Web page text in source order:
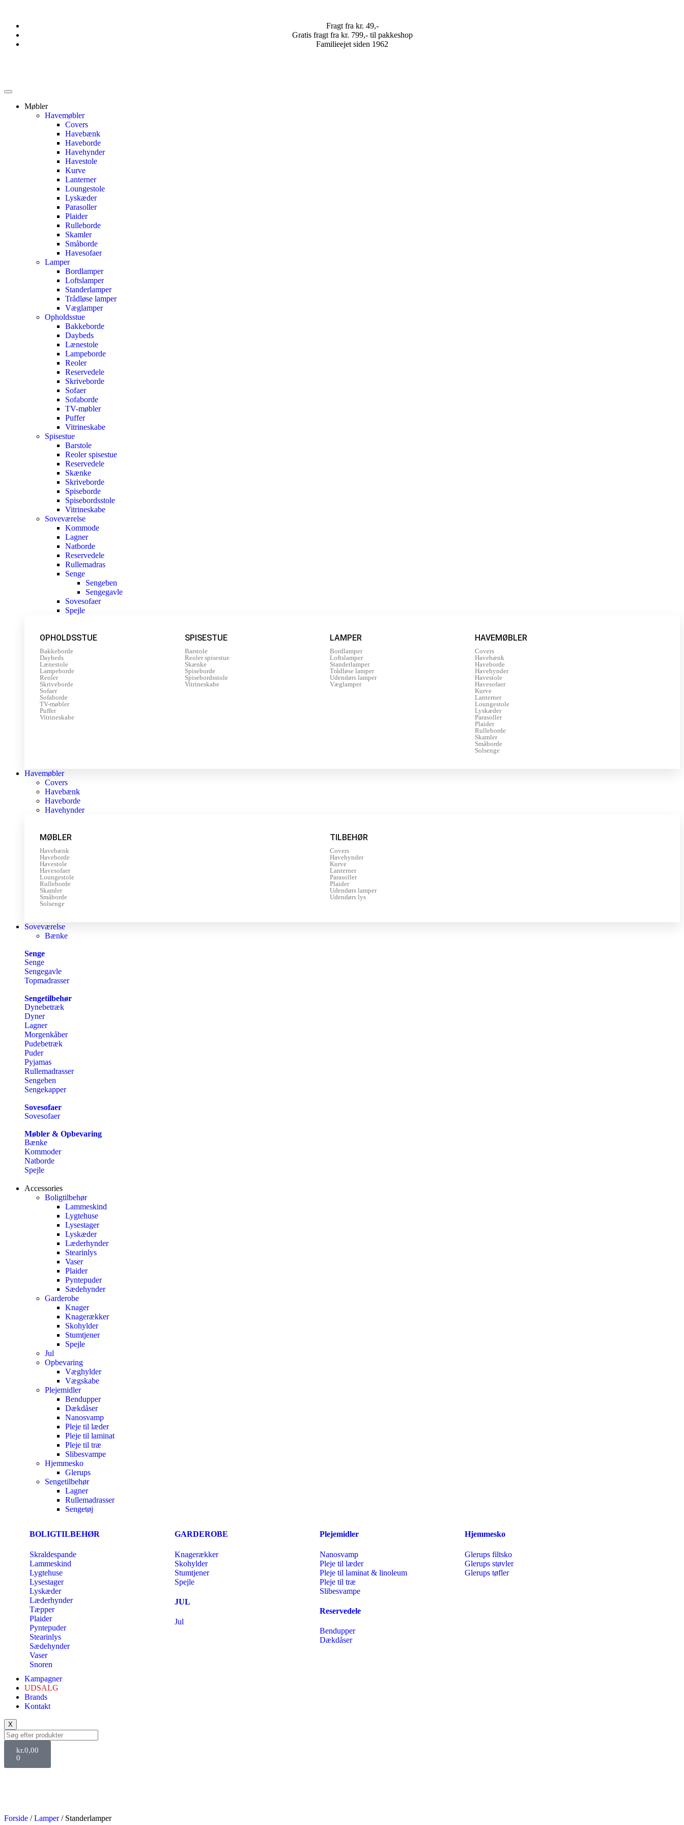
Fragt fra kr. 49,-
Gratis fragt fra kr. 799,- til pakkeshop
Familieejet siden 1962
Møbler
Havemøbler
Covers
Havebænk
Haveborde
Havehynder
Havestole
Kurve
Lanterner
Loungestole
Lyskæder
Parasoller
Plaider
Rulleborde
Skamler
Småborde
Havesofaer
Lamper
Bordlamper
Loftslamper
Standerlamper
Trådløse lamper
Væglamper
Opholdsstue
Bakkeborde
Daybeds
Lænestole
Lampeborde
Reoler
Reservedele
Skriveborde
Sofaer
Sofaborde
TV-møbler
Puffer
Vitrineskabe
Spisestue
Barstole
Reoler spisestue
Reservedele
Skænke
Skriveborde
Spiseborde
Spisebordsstole
Vitrineskabe
Soveværelse
Kommode
Lagner
Natborde
Reservedele
Rullemadras
Senge
Sengeben
Sengegavle
Sovesofaer
Spejle
OPHOLDSSTUE
Bakkeborde
Daybeds
Lænestole
Lampeborde
Reoler
Skriveborde
Sofaer
Sofaborde
TV-møbler
Puffer
Vitrineskabe
SPISESTUE
Barstole
Reoler spisestue
Skænke
Spiseborde
Spisebordsstole
Vitrineskabe
LAMPER
Bordlamper
Loftslamper
Standerlamper
Trådløse lamper
Udendørs lamper
Væglamper
HAVEMØBLER
Covers
Havebænk
Haveborde
Havehynder
Havestole
Havesofaer
Kurve
Lanterner
Loungestole
Lyskæder
Parasoller
Plaider
Rulleborde
Skamler
Småborde
Solsenge
Havemøbler
Covers
Havebænk
Haveborde
Havehynder
MØBLER
Havebænk
Haveborde
Havestole
Havesofaer
Loungestole
Rulleborde
Skamler
Småborde
Solsenge
TILBEHØR
Covers
Havehynder
Kurve
Lanterner
Parasoller
Plaider
Udendørs lamper
Udendørs lys
Soveværelse
Bænke
Senge
Senge
Sengegavle
Topmadrasser
Sengetilbehør
Dynebetræk
Dyner
Lagner
Morgenkåber
Pudebetræk
Puder
Pyjamas
Rullemadrasser
Sengeben
Sengekapper
Sovesofaer
Sovesofaer
Møbler & Opbevaring
Bænke
Kommoder
Natborde
Spejle
Accessories
Boligtilbehør
Lammeskind
Lygtehuse
Lysestager
Lyskæder
Læderhynder
Stearinlys
Vaser
Plaider
Pyntepuder
Sædehynder
Garderobe
Knager
Knagerækker
Skohylder
Stumtjener
Spejle
Jul
Opbevaring
Væghylder
Vægskabe
Plejemidler
Bendupper
Dækdåser
Nanosvamp
Pleje til læder
Pleje til laminat
Pleje til træ
Slibesvampe
Hjemmesko
Glerups
Sengetilbehør
Lagner
Rullemadrasser
Sengetøj
BOLIGTILBEHØR
Skraldespande
Lammeskind
Lygtehuse
Lysestager
Lyskæder
Læderhynder
Tæpper
Plaider
Pyntepuder
Stearinlys
Sædehynder
Vaser
Snoren
GARDEROBE
Knagerækker
Skohylder
Stumtjener
Spejle
JUL
Jul
Plejemidler
Nanosvamp
Pleje til læder
Pleje til laminat & linoleum
Pleje til træ
Slibesvampe
Reservedele
Bendupper
Dækdåser
Hjemmesko
Glerups filtsko
Glerups støvler
Glerups tøfler
Kampagner
UDSALG
Brands
Kontakt
X
kr.0,00
0
Forside /Lamper/ Standerlamper